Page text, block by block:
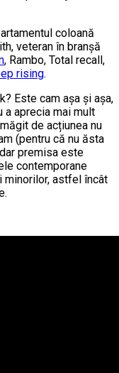
coloană
veteran în branșă
, Rambo, Total recall,
rising.
Este cam așa și așa,
a aprecia mai mult
de acțiunea nu
(pentru că nu ăsta
premisa este
contemporane
minorilor, astfel încât